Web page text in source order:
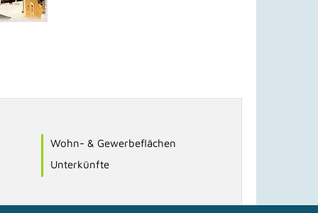
Wohn- & Gewerbeflächen
Unterkünfte